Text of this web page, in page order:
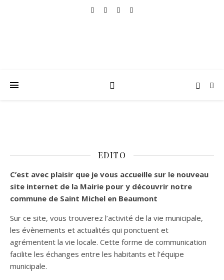
EDITO
C’est avec plaisir que je vous accueille sur le nouveau
site internet de la Mairie pour y découvrir notre
commune de Saint Michel en Beaumont
Sur ce site, vous trouverez l’activité de la vie municipale,
les évènements et actualités qui ponctuent et
agrémentent la vie locale. Cette forme de communication
facilite les échanges entre les habitants et l’équipe
municipale.